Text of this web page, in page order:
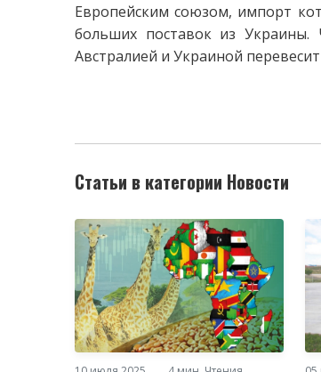
Европейским союзом, импорт
больших поставок из Украины.
Австралией и Украиной
Статьи в категории Новости